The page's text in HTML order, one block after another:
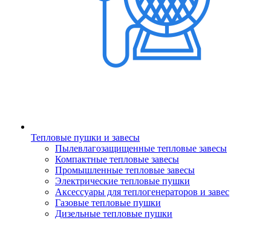
Тепловые пушки и завесы
Пылевлагозащищенные тепловые завесы
Компактные тепловые завесы
Промышленные тепловые завесы
Электрические тепловые пушки
Аксессуары для теплогенераторов и завес
Газовые тепловые пушки
Дизельные тепловые пушки